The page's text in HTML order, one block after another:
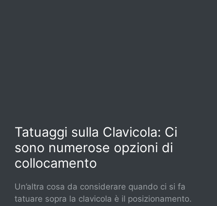
Tatuaggi sulla Clavicola: Ci
sono numerose opzioni di
collocamento
Un’altra cosa da considerare quando ci si fa
tatuare sopra la clavicola è il posizionamento.